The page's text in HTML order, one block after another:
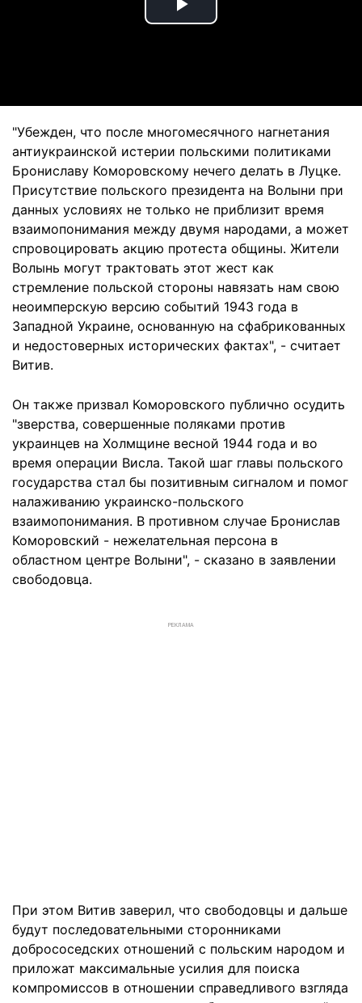
Play
"Убежден, что после многомесячного нагнетания
антиукраинской истерии польскими политиками
Брониславу Коморовскому нечего делать в Луцке.
Присутствие польского президента на Волыни при
данных условиях не только не приблизит время
взаимопонимания между двумя народами, а может
спровоцировать акцию протеста общины. Жители
Волынь могут трактовать этот жест как
стремление польской стороны навязать нам свою
неоимперскую версию событий 1943 года в
Западной Украине, основанную на сфабрикованных
и недостоверных исторических фактах", - считает
Витив.
Он также призвал Коморовского публично осудить
"зверства, совершенные поляками против
украинцев на Холмщине весной 1944 года и во
время операции Висла. Такой шаг главы польского
государства стал бы позитивным сигналом и помог
налаживанию украинско-польского
взаимопонимания. В противном случае Бронислав
Коморовский - нежелательная персона в
областном центре Волыни", - сказано в заявлении
свободовца.
РЕКЛАМА
При этом Витив заверил, что свободовцы и дальше
будут последовательными сторонниками
добрососедских отношений с польским народом и
приложат максимальные усилия для поиска
компромиссов в отношении справедливого взгляда